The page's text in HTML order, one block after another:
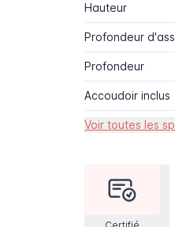
Hauteur
Profondeur
Profondeur
Accoudoir inclus
Voir toutes les